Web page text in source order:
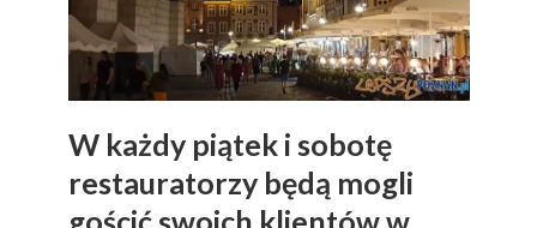
W każdy piątek i sobotę
restauratorzy będą mogli
gościć swoich klientów w